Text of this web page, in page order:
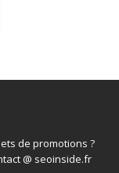
de promotions ?
@ seoinside.fr